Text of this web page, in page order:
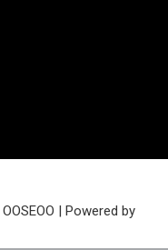
OOSEOO | Powered by